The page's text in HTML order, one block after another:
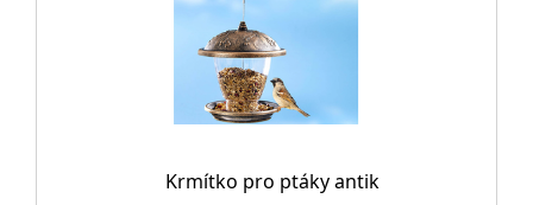
Krmítko pro ptáky antik